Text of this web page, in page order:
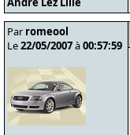
Par romeool
Le22/05/2007à00:57:59